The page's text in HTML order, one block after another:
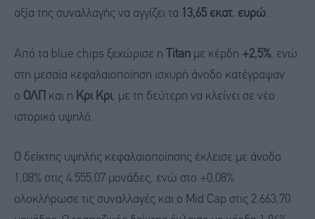
αξία της συναλλαγής να αγγίζει τα
13,65 εκατ. ευρώ.
Από τα blue chips ξεχώρισε η Titan με κέρδη +2,5%, ενώ
στη μεσαία κεφαλαιοποίηση ισχυρή άνοδο κατέγραψαν
ο ΟΛΠ και η Κρι Κρι, με τη δεύτερη να κλείνει σε νέο
ιστορικό υψηλό.
Ο δείκτης υψηλής κεφαλαιοποίησης έκλεισε με άνοδο
1,08% στις 4.555,07 μονάδες, ενώ στο +0,08%
ολοκλήρωσε τις συναλλαγές και ο Mid Cap στις 2.663,70